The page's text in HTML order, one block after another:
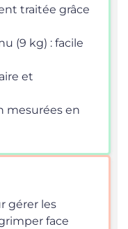
traitée grâce
(9 kg) : facile
et
mesurées en
gérer les
face